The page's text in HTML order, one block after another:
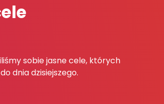
sobie jasne cele, których
dnia dzisiejszego.